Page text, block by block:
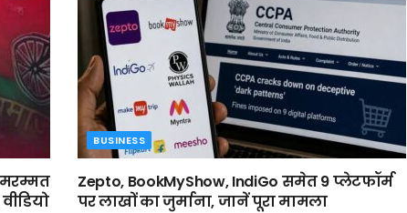
BUSINESS
Zepto, BookMyShow, IndiGo समेत 9 प्लेटफॉर्म
पर लाखों का जुर्माना, जानें पूरा मामला